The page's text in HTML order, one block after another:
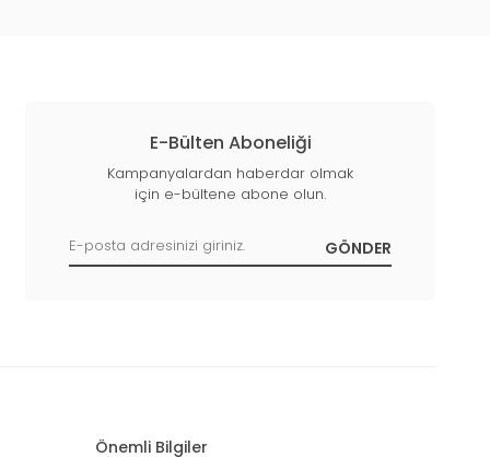
E-Bülten Aboneliği
Kampanyalardan haberdar olmak
için e-bültene abone olun.
Önemli Bilgiler